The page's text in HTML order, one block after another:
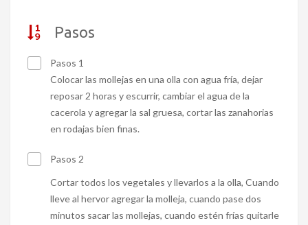
Pasos
Pasos 1
Colocar las mollejas en una olla con agua fría, dejar
reposar 2 horas y escurrir, cambiar el agua de la
cacerola y agregar la sal gruesa, cortar las zanahorias
en rodajas bien finas.
Pasos 2
Cortar todos los vegetales y llevarlos a la olla, Cuando
lleve al hervor agregar la molleja, cuando pase dos
minutos sacar las mollejas, cuando estén frías quitarle